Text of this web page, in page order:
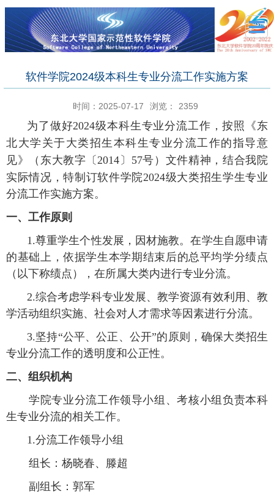
软件学院2024级本科生专业分流工作实施方案
时间：2025-07-17 浏览： 2359
为了做好2024级本科生专业分流工作，按照《东
北大学关于大类招生本科生专业分流工作的指导意
见》（东大教字〔2014〕57号）文件精神，结合我院
实际情况，特制订软件学院2024级大类招生学生专业
分流工作实施方案。
一、工作原则
1.尊重学生个性发展，因材施教。在学生自愿申请
的基础上，依据学生本学期结束后的总平均学分绩点
（以下称绩点），在所属大类内进行专业分流。
2.综合考虑学科专业发展、教学资源有效利用、教
学活动组织实施、社会对人才需求等因素进行分流。
3.坚持“公平、公正、公开”的原则，确保大类招生
专业分流工作的透明度和公正性。
二、组织机构
学院专业分流工作领导小组、考核小组负责本科
生专业分流的相关工作。
1.分流工作领导小组
组长： 杨晓春、滕超
副组长： 郭军